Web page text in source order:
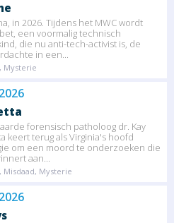
in 2026. Tijdens het MWC wordt
een voormalig technisch
die nu anti-tech-activist is, de
in een...
Mysterie
forensisch patholoog dr. Kay
keert terug als Virginia's hoofd
om een moord te onderzoeken die
aan...
Misdaad, Mysterie